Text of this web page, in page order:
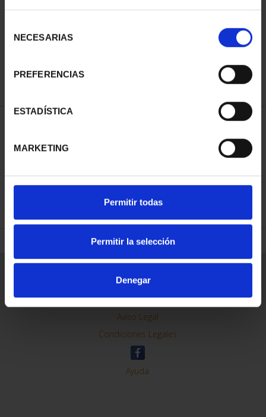
NECESARIAS
PREFERENCIAS
ESTADÍSTICA
MARKETING
Permitir todas
Permitir la selección
Denegar
140,00 €
REFINAR
Contacto
Preguntas Frequentes (FAQs)
Aviso Legal
Condiciones Legales
Ayuda